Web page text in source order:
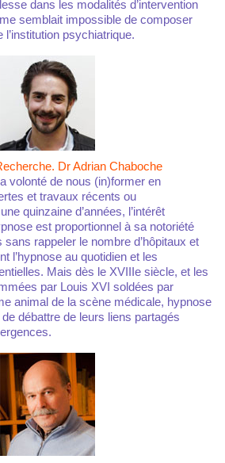
dans les modalités d’intervention
semblait impossible de composer
psychiatrique.
Dr Adrian Chaboche
volonté de nous (in)former en
et travaux récents ou
quinzaine d’années, l’intérêt
est proportionnel à sa notoriété
sans rappeler le nombre d’hôpitaux et
l’hypnose au quotidien et les
Mais dès le XVIIIe siècle, et les
par Louis XVI soldées par
animal de la scène médicale, hypnose
débattre de leurs liens partagés